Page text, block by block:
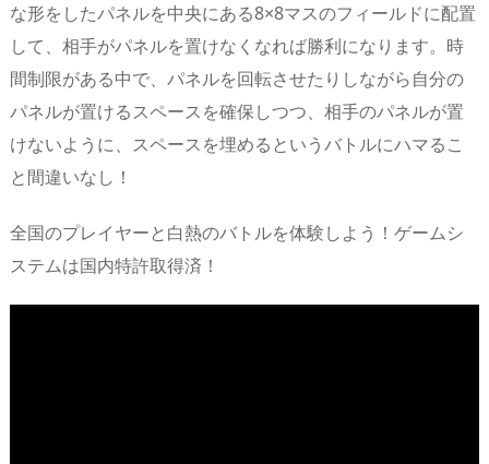
な形をしたパネルを中央にある8×8マスのフィールドに配置
して、相手がパネルを置けなくなれば勝利になります。時
間制限がある中で、パネルを回転させたりしながら自分の
パネルが置けるスペースを確保しつつ、相手のパネルが置
けないように、スペースを埋めるというバトルにハマるこ
と間違いなし！
全国のプレイヤーと白熱のバトルを体験しよう！ゲームシ
ステムは国内特許取得済！